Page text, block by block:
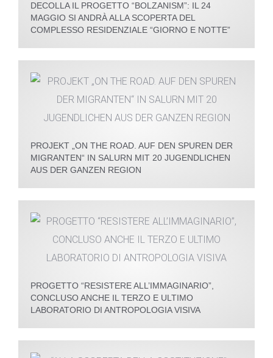
DECOLLA IL PROGETTO “BOLZANISM”: IL 24
MAGGIO SI ANDRÀ ALLA SCOPERTA DEL
COMPLESSO RESIDENZIALE “GIORNO E NOTTE”
PROJEKT „ON THE ROAD. AUF DEN SPUREN DER
MIGRANTEN“ IN SALURN MIT 20 JUGENDLICHEN
AUS DER GANZEN REGION
PROGETTO “RESISTERE ALL’IMMAGINARIO”,
CONCLUSO ANCHE IL TERZO E ULTIMO
LABORATORIO DI ANTROPOLOGIA VISIVA